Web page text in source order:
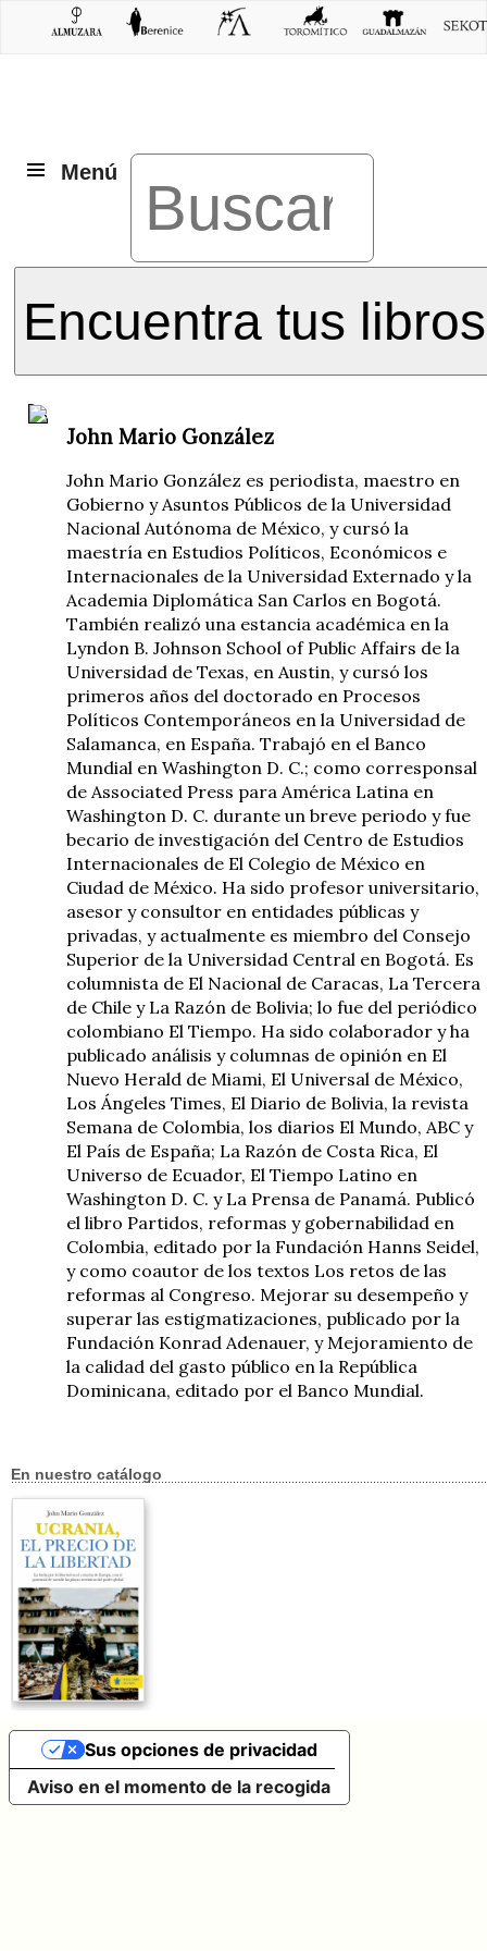
Menú
Encuentra tus libros
John Mario González
John Mario González es periodista, maestro en
Gobierno y Asuntos Públicos de la Universidad
Nacional Autónoma de México, y cursó la
maestría en Estudios Políticos, Económicos e
Internacionales de la Universidad Externado y la
Academia Diplomática San Carlos en Bogotá.
También realizó una estancia académica en la
Lyndon B. Johnson School of Public Affairs de la
Universidad de Texas, en Austin, y cursó los
primeros años del doctorado en Procesos
Políticos Contemporáneos en la Universidad de
Salamanca, en España. Trabajó en el Banco
Mundial en Washington D. C.; como corresponsal
de Associated Press para América Latina en
Washington D. C. durante un breve periodo y fue
becario de investigación del Centro de Estudios
Internacionales de El Colegio de México en
Ciudad de México. Ha sido profesor universitario,
asesor y consultor en entidades públicas y
privadas, y actualmente es miembro del Consejo
Superior de la Universidad Central en Bogotá. Es
columnista de El Nacional de Caracas, La Tercera
de Chile y La Razón de Bolivia; lo fue del periódico
colombiano El Tiempo. Ha sido colaborador y ha
publicado análisis y columnas de opinión en El
Nuevo Herald de Miami, El Universal de México,
Los Ángeles Times, El Diario de Bolivia, la revista
Semana de Colombia, los diarios El Mundo, ABC y
El País de España; La Razón de Costa Rica, El
Universo de Ecuador, El Tiempo Latino en
Washington D. C. y La Prensa de Panamá. Publicó
el libro Partidos, reformas y gobernabilidad en
Colombia, editado por la Fundación Hanns Seidel,
y como coautor de los textos Los retos de las
reformas al Congreso. Mejorar su desempeño y
superar las estigmatizaciones, publicado por la
Fundación Konrad Adenauer, y Mejoramiento de
la calidad del gasto público en la República
Dominicana, editado por el Banco Mundial.
En nuestro catálogo
Aviso en el momento de la recogida
Sus opciones de privacidad